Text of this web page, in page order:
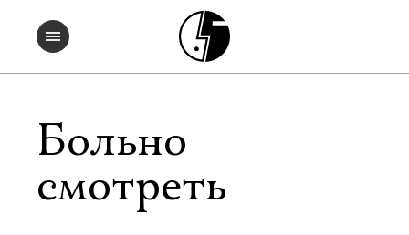
Больно
смотреть